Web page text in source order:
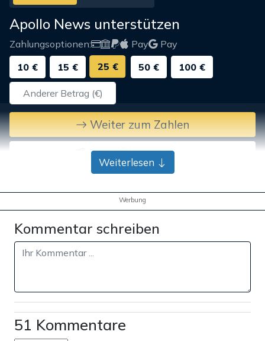
Apollo News unterstützen
Zahlungsoptionen: Pay
Pay
10 €
15 € 25 € 50 € 100 €
Weiter zum Zahlen
Bank-Überweisung
Weiterlesen
Werbung
Kommentar schreiben
51 Kommentare